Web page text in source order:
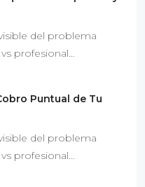
del problema
profesional…
Puntual de Tu
del problema
profesional…